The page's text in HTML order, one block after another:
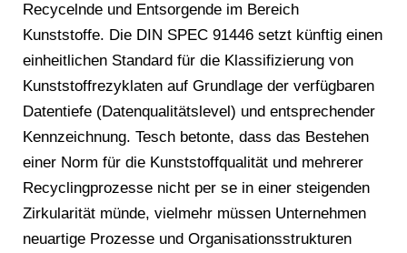
Recycelnde und Entsorgende im Bereich
Kunststoffe. Die DIN SPEC 91446 setzt künftig einen
einheitlichen Standard für die Klassifizierung von
Kunststoffrezyklaten auf Grundlage der verfügbaren
Datentiefe (Datenqualitätslevel) und entsprechender
Kennzeichnung. Tesch betonte, dass das Bestehen
einer Norm für die Kunststoffqualität und mehrerer
Recyclingprozesse nicht per se in einer steigenden
Zirkularität münde, vielmehr müssen Unternehmen
neuartige Prozesse und Organisationsstrukturen